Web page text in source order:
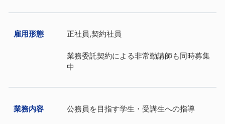
雇⽤形態 正社員,契約社員
業務委託契約による非常勤講師も同時募集
中
業務内容 公務員を目指す学生・受講生への指導